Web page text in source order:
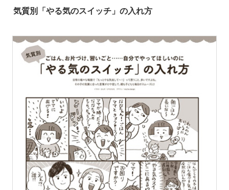
気質別「やる気のスイッチ」の入れ方